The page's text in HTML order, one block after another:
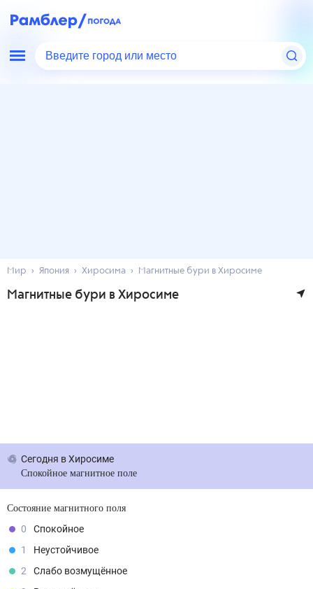
Введите город или место
Мир Япония Хиросима Магнитные бури в Хиросиме
Магнитные бури в Хиросиме
Сегодня в Хиросиме
Спокойное магнитное поле
Состояние магнитного поля
0
Спокойное
1
Неустойчивое
2
Слабо возмущённое